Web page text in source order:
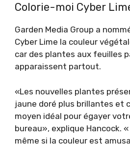
Colorie-moi Cyber
Garden Media Group a
Cyber ​​Lime la couleur
car des plantes aux feuilles
apparaissent partout.
«Les nouvelles plantes
jaune doré plus brillantes et
moyen idéal pour égayer
bureau», explique Hancock.
même si la couleur est